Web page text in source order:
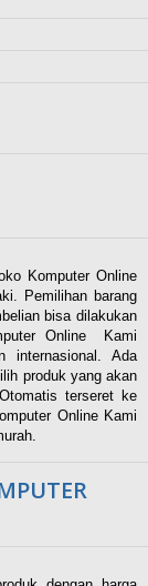
Komputer Online
Pemilihan barang
bisa dilakukan
Online Kami
internasional. Ada
produk yang akan
terseret ke
Online Kami